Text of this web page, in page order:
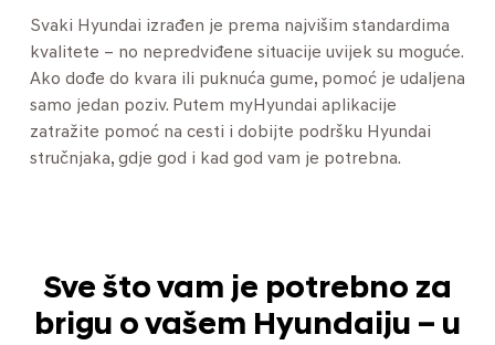
Svaki Hyundai izrađen je prema najvišim standardima
kvalitete – no nepredviđene situacije uvijek su moguće.
Ako dođe do kvara ili puknuća gume, pomoć je udaljena
samo jedan poziv. Putem myHyundai aplikacije
zatražite pomoć na cesti i dobijte podršku Hyundai
stručnjaka, gdje god i kad god vam je potrebna.
Sve što vam je potrebno za
brigu o vašem Hyundaiju – u